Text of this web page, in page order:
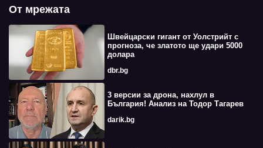
От мрежата
Швейцарски гигант от Уолстрийт с
прогноза, че златото ще удари 5000
долара
dbr.bg
3 версии за дрона, нахлул в
България! Анализ на Тодор Тагарев
darik.bg